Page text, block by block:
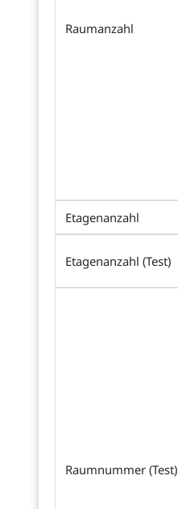
Raumanzahl
Etagenanzahl
Etagenanzahl (Test)
Raumnummer (Test)